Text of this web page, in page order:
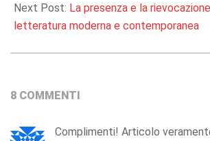
Next Post: La presenza e la
letteratura moderna e contemporanea
8 COMMENTI
Complimenti! Articolo